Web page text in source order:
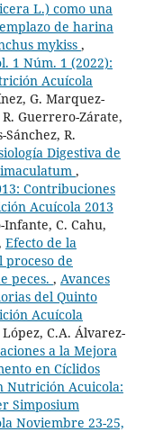
L.) como una
de harina
mykiss ,
1 Núm. 1 (2022):
Acuícola
G. Marquez-
Guerrero-Zárate,
R.
Digestiva de
,
Contribuciones
Acuícola 2013
C. Cahu,
Efecto de la
de
peces. , Avances
del Quinto
Acuícola
C.A. Álvarez-
a la Mejora
en Cíclidos
Nutrición Acuicola:
Simposium
Noviembre 23-25,